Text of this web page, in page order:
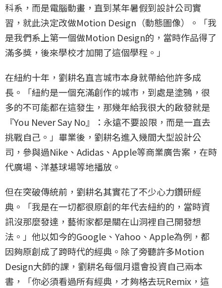
科系，而是電腦動畫，直到某年暑假到設計公司實
習，就此決定改做Motion Design（動態圖像）。「我
是我們系上第一個做Motion Design的，當時作品得了
滿多獎，後來學校才加開了這個學程。」
在紐約十年，劉耕名直言城市本身就帶給他許多成
長。「紐約是一個充滿創作的城市，到處是塗鴉，很
多的不可能都在這發生，那幾年給我很大的啟發就是
『You Never Say No』：永遠不要設限，而是一直去
挑戰自己。」畢業後，劉耕名進入幾間大型設計公
司，參與過Nike、Adidas、Apple等商業廣告案，在時
代廣場、洋基球場等地播放。
但在突破傳統前，劉耕名其實花了不少心力鑽研經
典。「我是在一切都很原創的年代去紐約的，當時資
訊沒那麼發達，藝術家都是關在山洞裡自己開發想
法。」他以如今的Google、Yahoo、Apple為例，都
因夠原創成了跨時代的經典。除了旁聽許多Motion
Design大師的課，劉耕名每個月還會投資自己兩本
書，「你必須看過所有經典，才夠格去玩Remix，這